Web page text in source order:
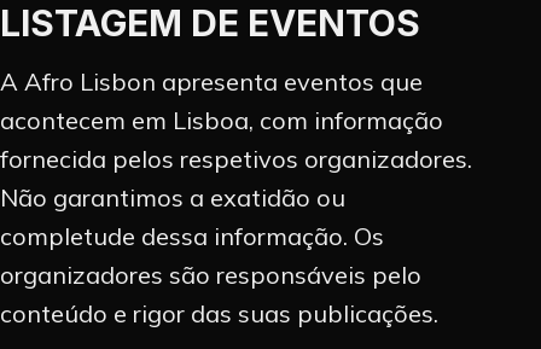
LISTAGEM DE EVENTOS
A Afro Lisbon apresenta eventos que
acontecem em Lisboa, com informação
fornecida pelos respetivos organizadores.
Não garantimos a exatidão ou
completude dessa informação. Os
organizadores são responsáveis pelo
conteúdo e rigor das suas publicações.